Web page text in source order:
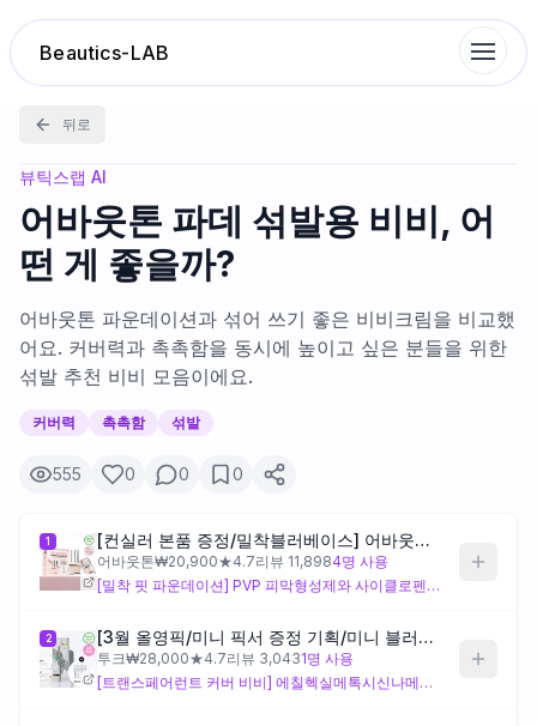
Beautics-LAB
랭킹
성분분석
나의 스킨케어
대화 이력
제품비교
Login
뒤로
뷰틱스랩 AI
어바웃톤 파데 섞발용 비비, 어
떤 게 좋을까?
어바웃톤 파운데이션과 섞어 쓰기 좋은 비비크림을 비교했
어요. 커버력과 촉촉함을 동시에 높이고 싶은 분들을 위한
섞발 추천 비비 모음이에요.
커버력 촉촉함 섞발
555 0 0 0
1 [컨실러 본품 증정/밀착블러베이스] 어바웃톤 스킨 레이어 핏 파운데이션 30ml 8종 (기획/단품)
어바웃톤₩20,900★4.7리뷰 11,8984명 사용
[밀착 핏 파운데이션] PVP 피막형성제와 사이클로펜타실록세인 베이스로 피부 밀착력을 설계한 제품으로, 마이카가 포함되어 은은한 광감도 있어요. 스쿠알란이 가벼운 수분막을 더하지만, 현재 사용 중인 제품으로서 커버력과 촉촉함이 아쉽다면 혼합 시 비비의 유분·보습 성분이 PVP 피막과 어우러지는 방식에 따라 밀착감에 영향을 줄 수 있으니 소량씩 테스트해 보는 것이 좋아요.
2 [3월 올영픽/미니 픽서 증정 기획/미니 블러셔&퍼프 증정 기획] 투크 트렌스페어런트 리커버 비비크림 2colors
투크₩28,000★4.7리뷰 3,0431명 사용
[트랜스페어런트 커버 비비] 에칠헥실메톡시신나메이트·징크옥사이드·에칠헥실살리실레이트 등 다중 자외선 차단 성분이 특징적으로, 커버보다 자외선 차단과 투명한 피부 표현에 설계 초점이 맞춰져 있어요. 글리세린과 하이드로제네이티드폴리데센이 촉촉함에 기여하지만, '트랜스페어런트(투명)' 설계 특성상 파운데이션과 혼합해도 커버력을 크게 끌어올리기는 어려울 수 있고, 촉촉함 보완을 주목적으로 하는 혼합에 더 어울릴 수 있어요.